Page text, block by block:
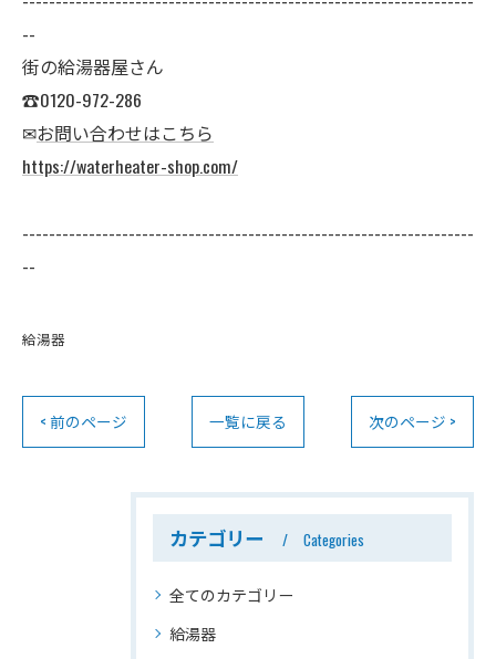
--
街の給湯器屋さん
☎0120-972-286
✉お問い合わせはこちら
https://waterheater-shop.com/
--------------------------------------------------------------------
--
給湯器
< 前のページ 一覧に戻る 次のページ >
カテゴリー Categories
全てのカテゴリー
給湯器